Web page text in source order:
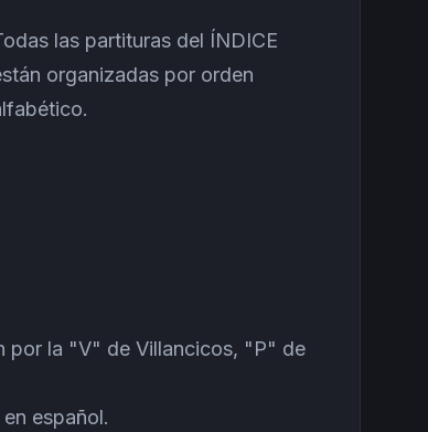
las partituras del ÍNDICE
organizadas por orden
por la "V" de Villancicos, "P" de
español.